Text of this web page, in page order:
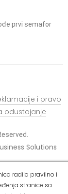
prvi semafor
Solutions
i pravo
odustajanje
radila pravilno i
stranice sa